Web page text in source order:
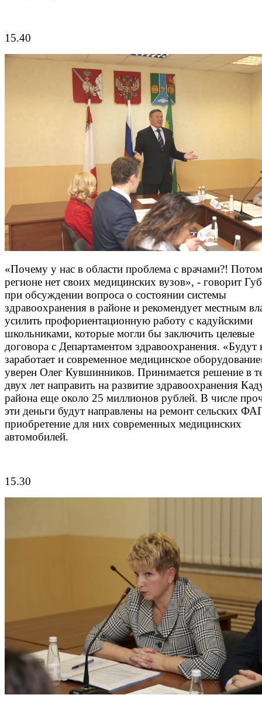
15.40
«Почему у нас в области проблема с врачами?!
регионе нет своих медицинских вузов», - говорит
при обсуждении вопроса о состоянии системы
здравоохранения в районе и рекомендует местным
усилить профориентационную работу с кадуйскими
школьниками, которые могли бы заключить целевые
договора с Департаментом здравоохранения. «Будут
заработает и современное медицинское
уверен Олег Кувшинников. Принимается решение в
двух лет направить на развитие здравоохранения
района еще около 25 миллионов рублей. В числе
эти деньги будут направлены на ремонт сельских
приобретение для них современных медицинских
автомобилей.
15.30